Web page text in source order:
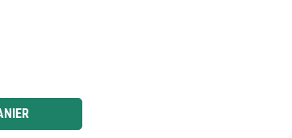
pour augmenter ou diminuer la quantité.